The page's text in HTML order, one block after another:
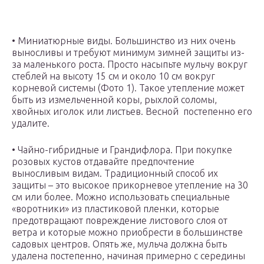
• Миниатюрные виды. Большинство из них очень
выносливы и требуют минимум зимней защиты из-
за маленького роста. Просто насыпьте мульчу вокруг
стеблей на высоту 15 см и около 10 см вокруг
корневой системы (Фото 1). Такое утепление может
быть из измельченной коры, рыхлой соломы,
хвойных иголок или листьев. Весной постепенно его
удалите.
• Чайно-гибридные и Грандифлора. При покупке
розовых кустов отдавайте предпочтение
выносливым видам. Традиционный способ их
защиты – это высокое прикорневое утепление на 30
см или более. Можно использовать специальные
«воротники» из пластиковой пленки, которые
предотвращают повреждение листового слоя от
ветра и которые можно приобрести в большинстве
садовых центров. Опять же, мульча должна быть
удалена постепенно, начиная примерно с середины